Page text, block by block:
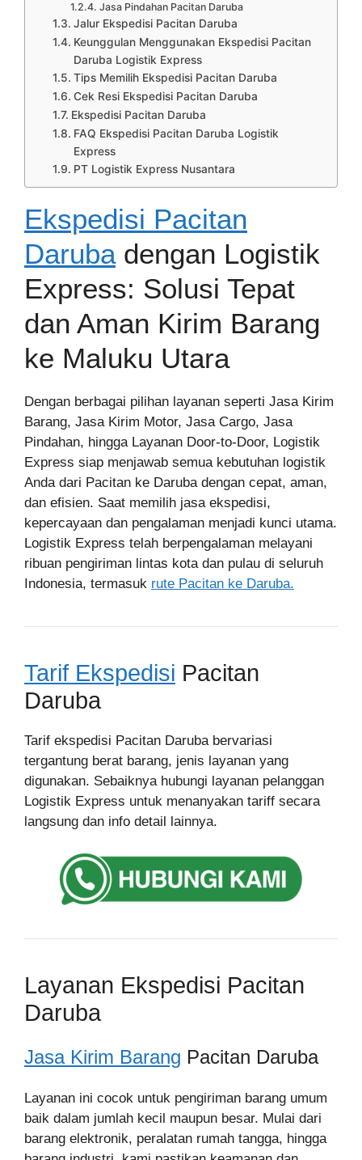
Jasa Pindahan Pacitan Daruba
Jalur Ekspedisi Pacitan Daruba
Keunggulan Menggunakan Ekspedisi Pacitan
Daruba Logistik Express
Tips Memilih Ekspedisi Pacitan Daruba
Cek Resi Ekspedisi Pacitan Daruba
Ekspedisi Pacitan Daruba
FAQ Ekspedisi Pacitan Daruba Logistik
Express
PT Logistik Express Nusantara
Ekspedisi Pacitan
Darubadengan Logistik
Express: Solusi Tepat
dan Aman Kirim Barang
ke Maluku Utara
Dengan berbagai pilihan layanan seperti Jasa Kirim
Barang, Jasa Kirim Motor, Jasa Cargo, Jasa
Pindahan, hingga Layanan Door-to-Door, Logistik
Express siap menjawab semua kebutuhan logistik
Anda dari Pacitan ke Daruba dengan cepat, aman,
dan efisien. Saat memilih jasa ekspedisi,
kepercayaan dan pengalaman menjadi kunci utama.
Logistik Express telah berpengalaman melayani
ribuan pengiriman lintas kota dan pulau di seluruh
Indonesia, termasuk rute Pacitan ke Daruba.
Tarif Ekspedisi Pacitan
Daruba
Tarif ekspedisi Pacitan Daruba bervariasi
tergantung berat barang, jenis layanan yang
digunakan. Sebaiknya hubungi layanan pelanggan
Logistik Express untuk menanyakan tariff secara
langsung dan info detail lainnya.
Layanan Ekspedisi Pacitan
Daruba
Jasa Kirim Barang Pacitan Daruba
Layanan ini cocok untuk pengiriman barang umum
baik dalam jumlah kecil maupun besar. Mulai dari
barang elektronik, peralatan rumah tangga, hingga